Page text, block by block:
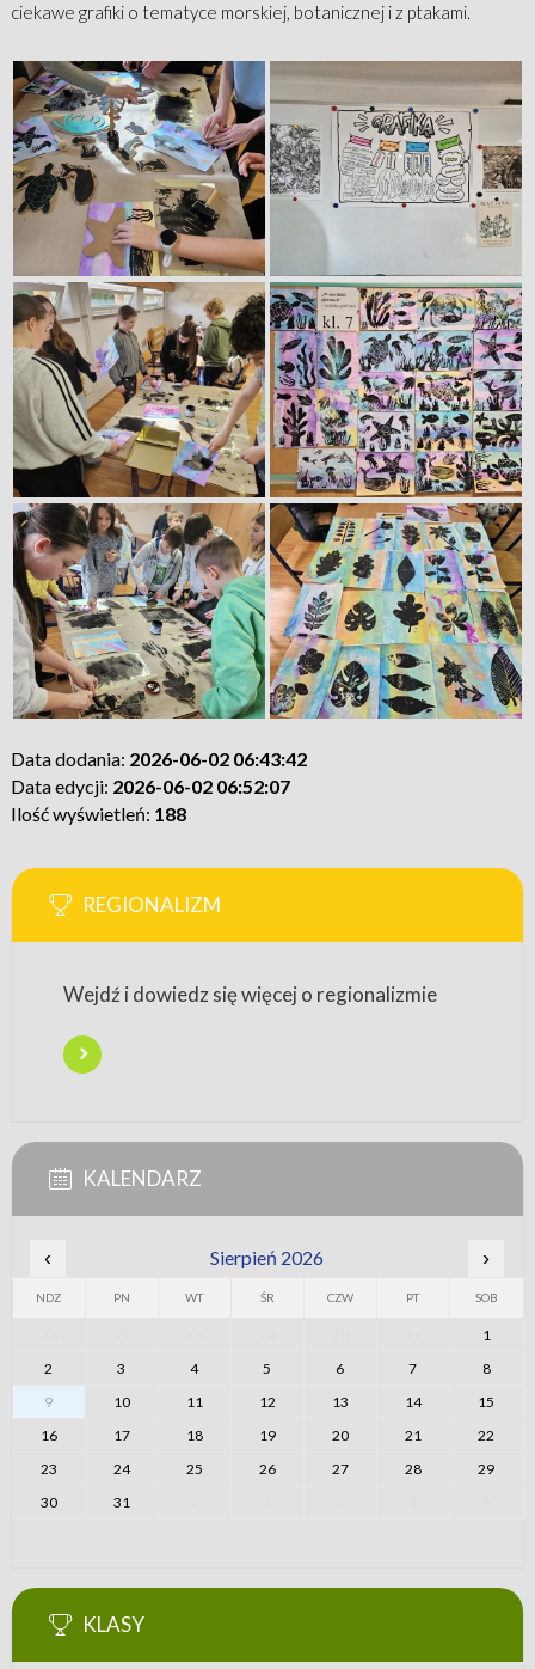
ciekawe grafiki o tematyce morskiej, botanicznej i z ptakami.
Data dodania: 2026-06-02 06:43:42
Data edycji: 2026-06-02 06:52:07
Ilość wyświetleń: 188
REGIONALIZM
Wejdź i dowiedz się więcej o regionalizmie
KALENDARZ
‹ Sierpień 2026 ›
NDZ PN WT ŚR CZW PT SOB
1
2
3 4 5 6 7
8
9
10 11 12 13 14
15
16
17 18 19 20 21
22
23
24 25 26 27 28
29
30
31
KLASY